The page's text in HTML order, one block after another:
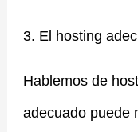
3. El hosting
Hablemos de
adecuado puede